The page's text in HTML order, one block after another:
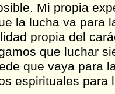
Mi propia
la lucha va para
propia del
que luchar
que vaya para
espirituales para